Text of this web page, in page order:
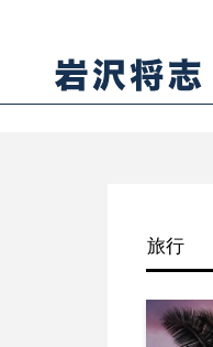
旅行